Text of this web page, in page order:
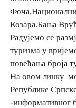
E-Brochure
Откриј Српску
Козара,Бања
Радујемо се
туризма у
повећања броја
На овом линку
Републике
-информативног